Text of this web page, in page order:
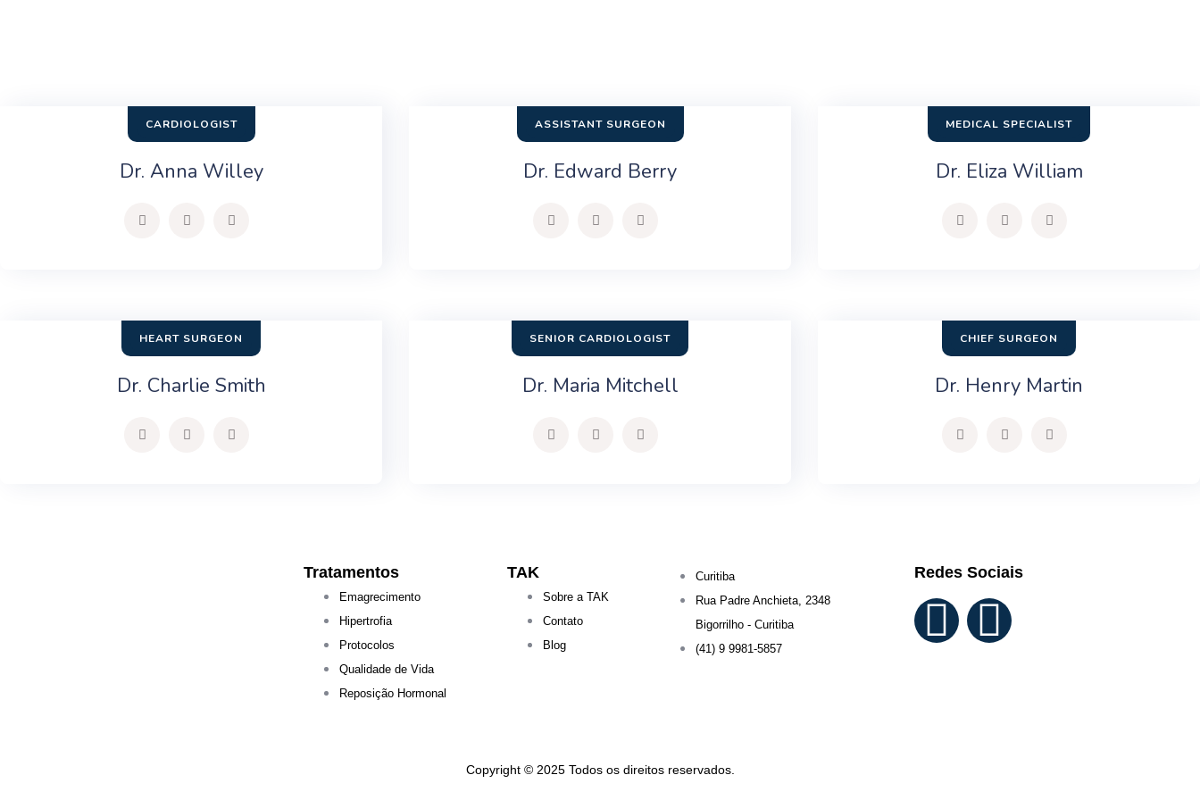
CARDIOLOGIST
Dr. Anna Willey
ASSISTANT SURGEON
Dr. Edward Berry
MEDICAL SPECIALIST
Dr. Eliza William
HEART SURGEON
Dr. Charlie Smith
SENIOR CARDIOLOGIST
Dr. Maria Mitchell
CHIEF SURGEON
Dr. Henry Martin
Tratamentos
Emagrecimento
Hipertrofia
Protocolos
Qualidade de Vida
Reposição Hormonal
TAK
Sobre a TAK
Contato
Blog
Curitiba
Rua Padre Anchieta, 2348
Bigorrilho - Curitiba
(41) 9 9981-5857
Redes Sociais
Copyright © 2025 Todos os direitos reservados.